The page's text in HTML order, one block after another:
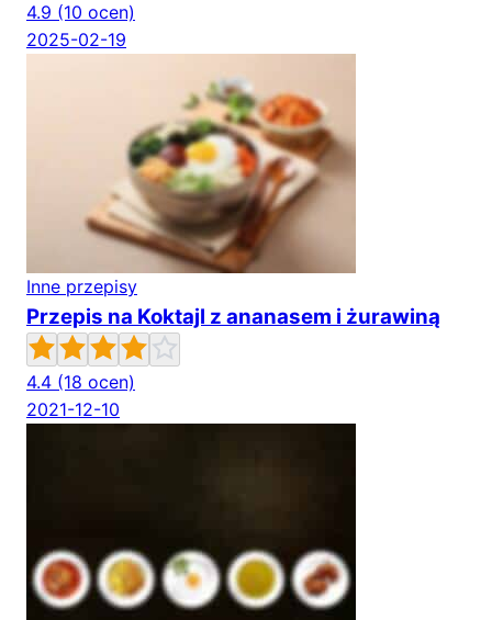
4.9 (10 ocen)
2025-02-19
Inne przepisy
Przepis na Koktajl z ananasem i żurawiną
4.4 (18 ocen)
2021-12-10